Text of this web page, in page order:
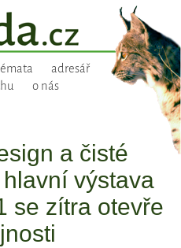
adresář
o nás
a čisté
výstava
se zítra otevře